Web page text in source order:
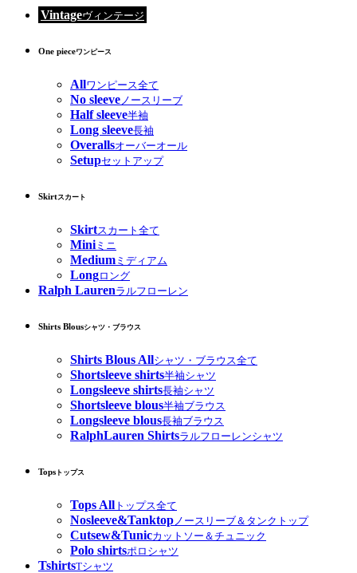
Vintageヴィンテージ
One pieceワンピース
Allワンピース全て
No sleeveノースリーブ
Half sleeve半袖
Long sleeve長袖
Overallsオーバーオール
Setupセットアップ
Skirtスカート
Skirtスカート全て
Miniミニ
Medium ミディアム
Longロング
Ralph Laurenラルフローレン
Shirts Blousシャツ・ブラウス
Shirts Blous Allシャツ・ブラウス全て
Shortsleeve shirts半袖シャツ
Longsleeve shirts長袖シャツ
Shortsleeve blous半袖ブラウス
Longsleeve blous長袖ブラウス
RalphLauren Shirtsラルフローレンシャツ
Tops トップス
Tops All トップス全て
Nosleeve&Tanktop ノースリーブ＆タンクトップ
Cutsew&Tunicカットソー＆チュニック
Polo shirtsポロシャツ
TshirtsTシャツ